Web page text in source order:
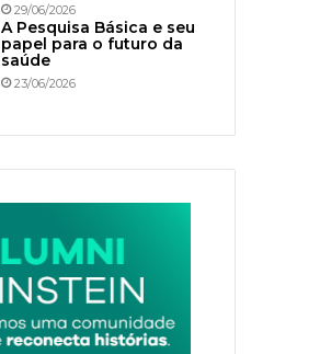
29/06/2026
A Pesquisa Básica e seu
papel para o futuro da
saúde
23/06/2026